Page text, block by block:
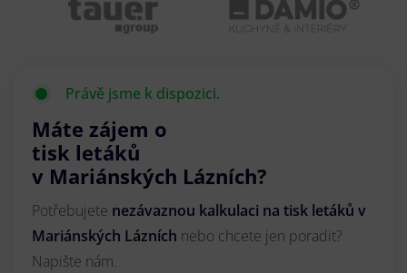
Právě jsme k dispozici.
Máte zájem o
tisk letáků
v Mariánských Lázních?
Potřebujete nezávaznou kalkulaci na tisk letáků v
Mariánských Lázních nebo chcete jen poradit?
Napište nám.